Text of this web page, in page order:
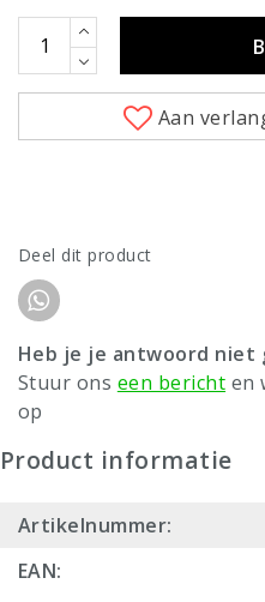
Aan
Deel dit product
Heb je je antwoord niet
Stuur ons een bericht en
op
Product informatie
Artikelnummer:
EAN: